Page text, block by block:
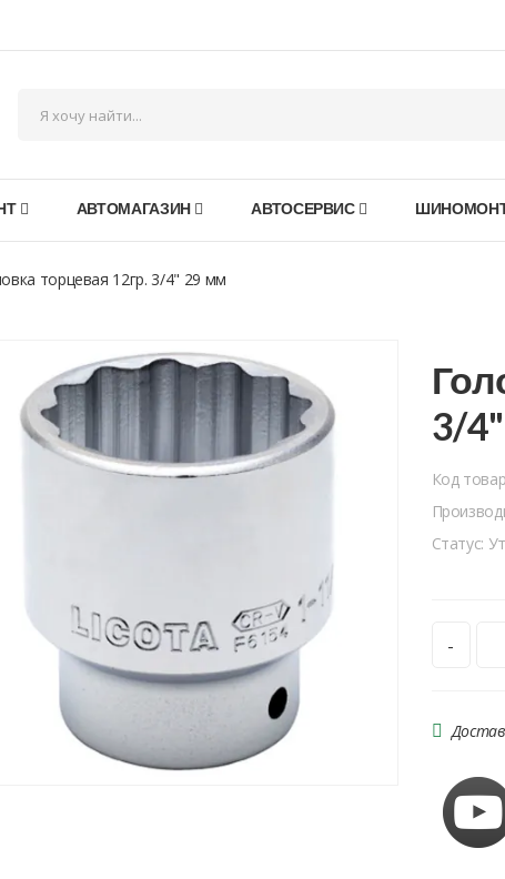
АВТОМАГАЗИН АВТОСЕРВИС
торцевая 12гр. 3/4" 29 мм
3/
Код
Статус:
-